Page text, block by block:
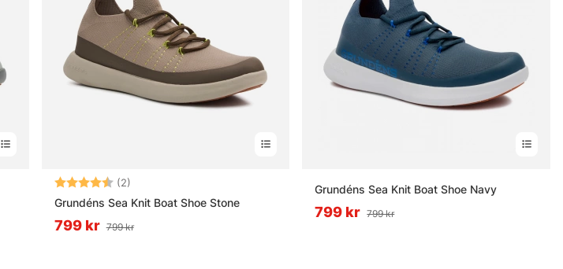
Betyg: (2)
Grundéns Sea Knit Boat Shoe Stone
799 kr 799 kr
Grundéns Sea Knit Boat Shoe Navy
799 kr 799 kr